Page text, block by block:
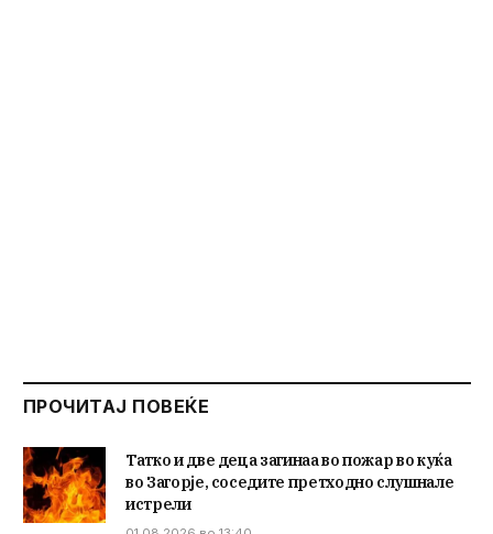
ПРОЧИТАЈ ПОВЕЌЕ
Татко и две деца загинаа во пожар во куќа
во Загорје, соседите претходно слушнале
истрели